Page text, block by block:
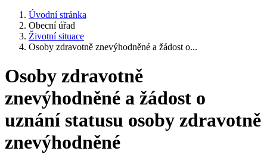
Úvodní stránka
Obecní úřad
Životní situace
Osoby zdravotně znevýhodněné a žádost o...
Osoby zdravotně
znevýhodněné a žádost o
uznání statusu osoby zdravotně
znevýhodněné